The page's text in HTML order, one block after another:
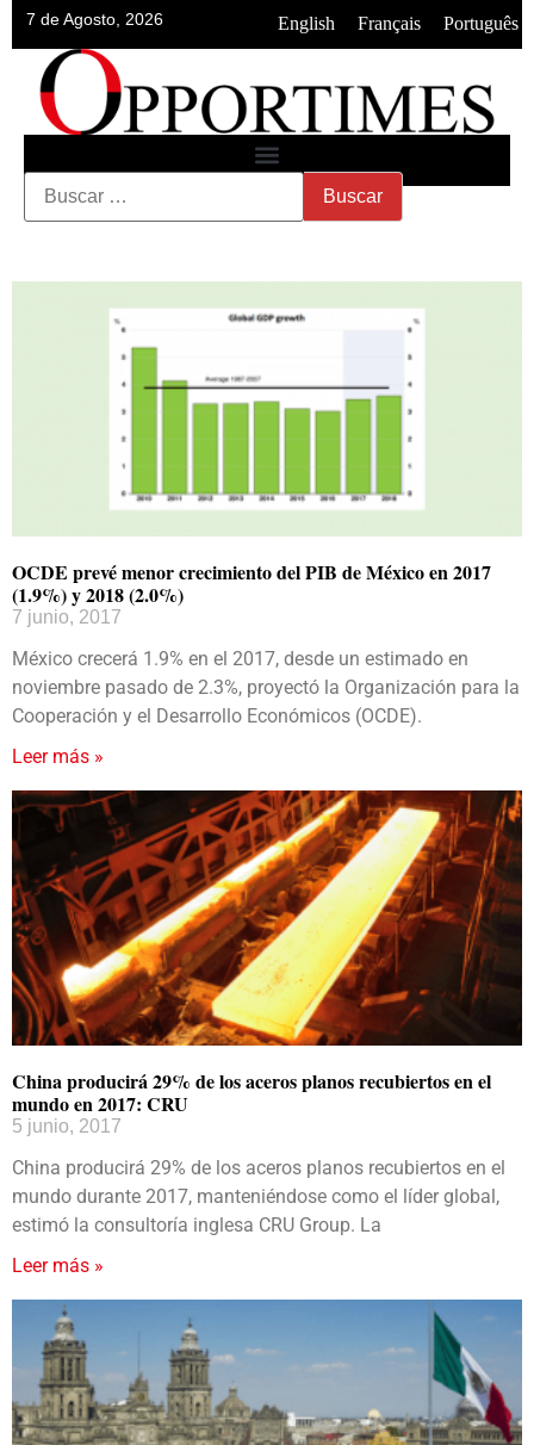
7 de Agosto, 2026 English Français Português
OCDE prevé menor crecimiento del PIB de México en 2017
(1.9%) y 2018 (2.0%)
7 junio, 2017
México crecerá 1.9% en el 2017, desde un estimado en
noviembre pasado de 2.3%, proyectó la Organización para la
Cooperación y el Desarrollo Económicos (OCDE).
Leer más »
China producirá 29% de los aceros planos recubiertos en el
mundo en 2017: CRU
5 junio, 2017
China producirá 29% de los aceros planos recubiertos en el
mundo durante 2017, manteniéndose como el líder global,
estimó la consultoría inglesa CRU Group. La
Leer más »